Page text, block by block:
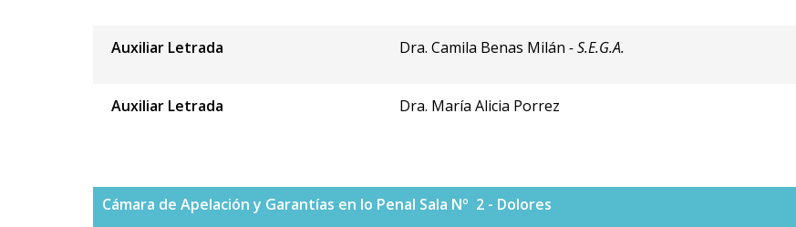
Auxiliar Letrada Dra. Camila Benas Milán - S.E.G.A.
Auxiliar Letrada Dra. María Alicia Porrez
Cámara de Apelación y Garantías en lo Penal Sala Nº 2 - Dolores